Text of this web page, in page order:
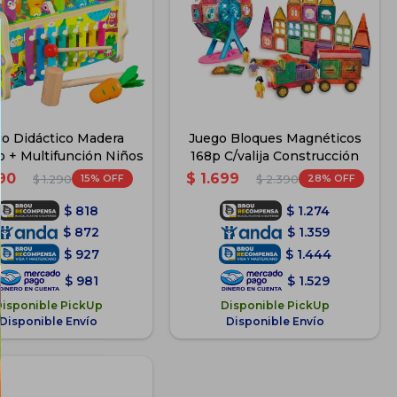
Didáctico Madera
+ Multifunción Niños
$ 1.290 15
$ 818
$ 872
$ 927
$ 981
PickUp
Envío
Juego Bloques Magnéticos
168p C/valija Construcción
$ 1.699 $ 2.390 28
$ 1.274
$ 1.359
$ 1.444
$ 1.529
Disponible PickUp
Disponible Envío